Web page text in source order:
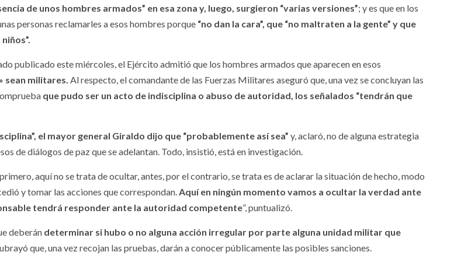
de unos hombres armados” en esa zona y, luego, surgieron “varias versiones”; y es que en los
personas reclamarles a esos hombres porque “no dan la cara”, que “no maltraten a la gente” y que
publicado este miércoles, el Ejército admitió que los hombres armados que aparecen en esos
sean militares. Al respecto, el comandante de las Fuerzas Militares aseguró que, una vez se concluyan las
que pudo ser un acto de indisciplina o abuso de autoridad, los señalados “tendrán que
el mayor general Giraldo dijo que “probablemente así sea” y, aclaró, no de alguna estrategia
de diálogos de paz que se adelantan. Todo, insistió, está en investigación.
aquí no se trata de ocultar, antes, por el contrario, se trata es de aclarar la situación de hecho, modo
y tomar las acciones que correspondan.Aquí en ningún momento vamos a ocultar la verdad ante
tendrá responder ante la autoridad competente”, puntualizó.
deberán determinar si hubo o no alguna acción irregular por parte alguna unidad militar que
que, una vez recojan las pruebas, darán a conocer públicamente las posibles sanciones.